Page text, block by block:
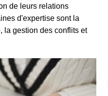
de leurs relations
d'expertise sont la
la gestion des conflits et